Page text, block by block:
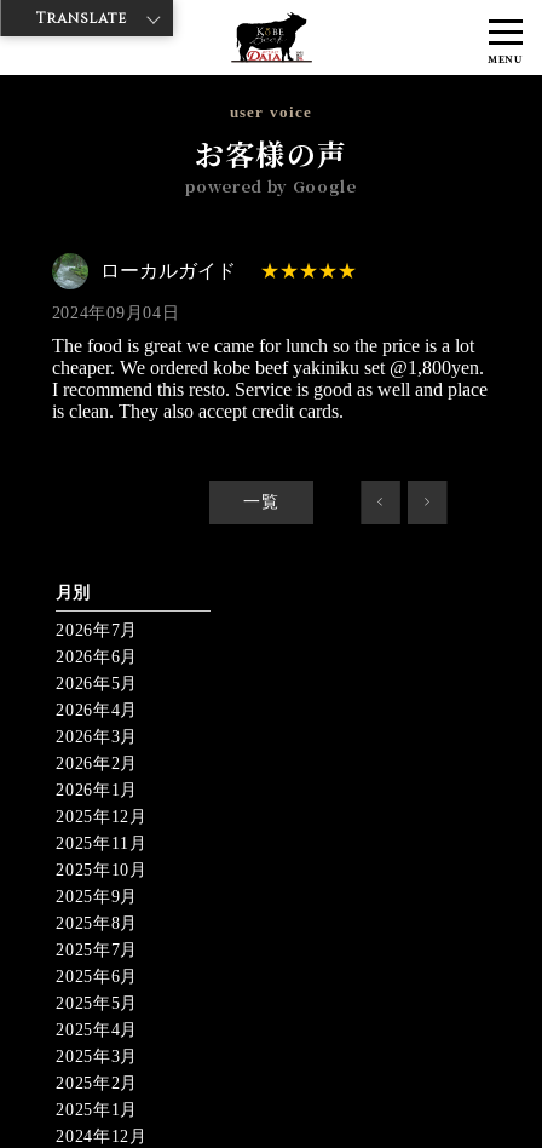
MENU
神戸牛ダイヤ > 神戸牛ダイア グランスタ八重洲店 Googleレビュー
user voice
お客様の声
powered by Google
ローカルガイド
2024年09月04日
The food is great we came for lunch so the price is a lot
cheaper. We ordered kobe beef yakiniku set @1,800yen.
I recommend this resto. Service is good as well and place
is clean. They also accept credit cards.
一覧 < >
月別
2026年7月
2026年6月
2026年5月
2026年4月
2026年3月
2026年2月
2026年1月
2025年12月
2025年11月
2025年10月
2025年9月
2025年8月
2025年7月
2025年6月
2025年5月
2025年4月
2025年3月
2025年2月
2025年1月
2024年12月
Translate